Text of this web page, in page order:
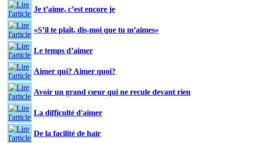
Je t’aime, c’est encore je
«S’il te plaît, dis-moi que tu m’aimes»
Le temps d’aimer
Aimer qui? Aimer quoi?
Avoir un grand cœur qui ne recule devant rien
La difficulté d'aimer
De la facilité de haïr